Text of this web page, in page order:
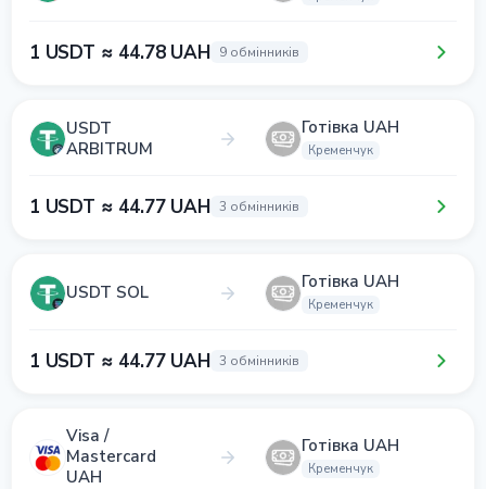
1 USDT ≈ 44.78 UAH 9 обмінників
USDT
ARBITRUM
Готівка UAH
Кременчук
1 USDT ≈ 44.77 UAH 3 обмінників
USDT SOL Готівка UAH
Кременчук
1 USDT ≈ 44.77 UAH 3 обмінників
Visa /
Mastercard
UAH
Готівка UAH
Кременчук